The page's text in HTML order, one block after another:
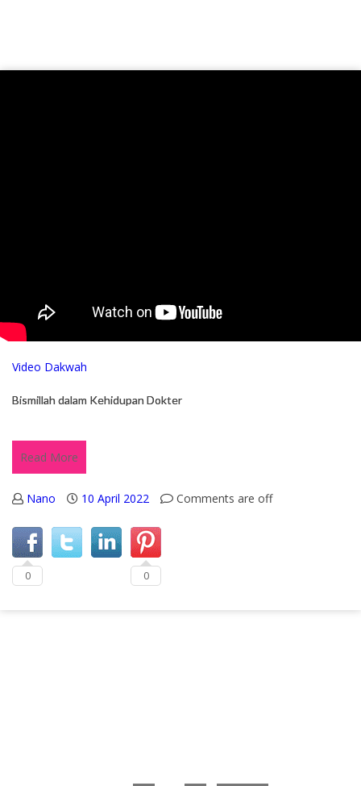
Video Dakwah
Bismillah dalam Kehidupan Dokter
Read More
Nano 10 April 2022 Comments are off
0 0